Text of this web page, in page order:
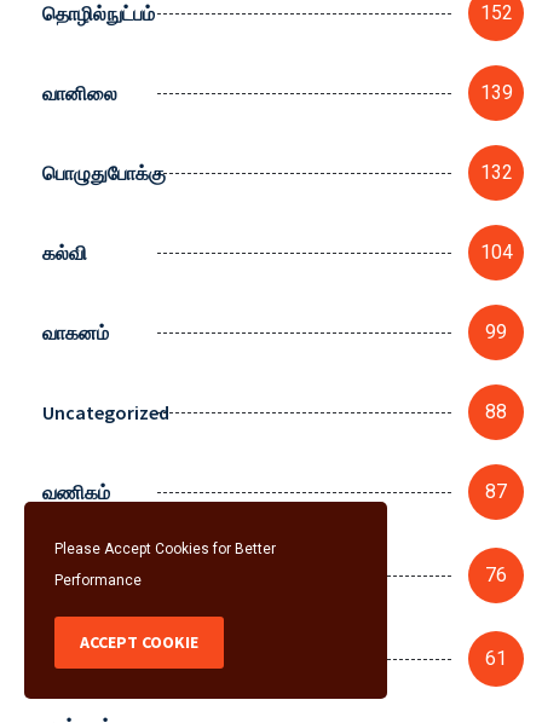
தொழில்நுட்பம் 152
வானிலை 139
பொழுதுபோக்கு 132
கல்வி 104
வாகனம் 99
Uncategorized 88
வணிகம் 87
வாழ்க்கை
முறை
76
61
Please Accept Cookies for Better
Performance
ACCEPT COOKIE